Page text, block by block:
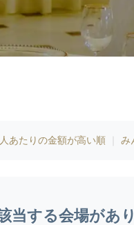
あたりの金額が高い順 み
当する会場があ